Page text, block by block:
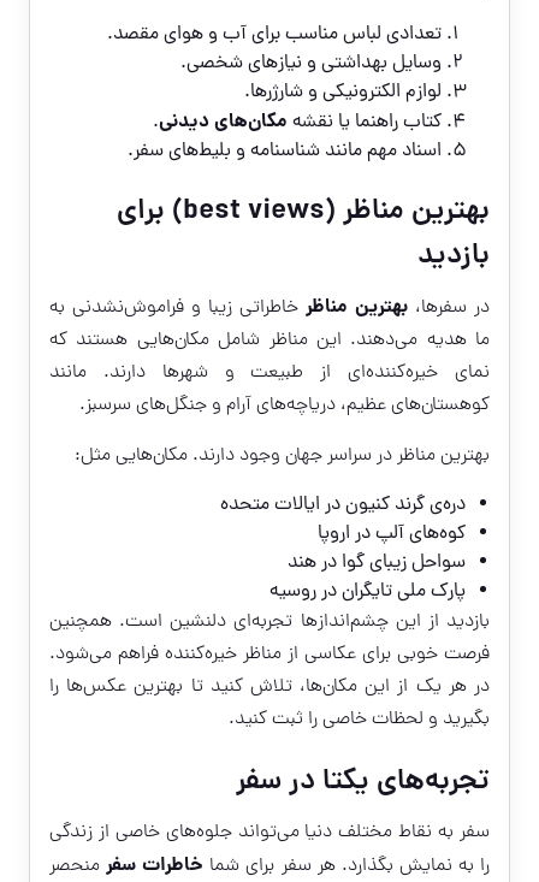
تعدادی لباس مناسب برای آب و هوای مقصد.
وسایل بهداشتی و نیازهای شخصی.
لوازم الکترونیکی و شارژرها.
کتاب راهنما یا نقشه مکان‌های دیدنی.
اسناد مهم مانند شناسنامه و بلیط‌های سفر.
بهترین مناظر (best views) برای
بازدید
در سفرها،بهترین مناظر خاطراتی زیبا و فراموش‌نشدنی به
ما هدیه می‌دهند. این مناظر شامل مکان‌هایی هستند که
نمای خیره‌کننده‌ای از طبیعت و شهرها دارند. مانند
کوهستان‌های عظیم، دریاچه‌های آرام و جنگل‌های سرسبز.
بهترین مناظر در سراسر جهان وجود دارند. مکان‌هایی مثل:
دره‌ی گرند کنیون در ایالات متحده
کوه‌های آلپ در اروپا
سواحل زیبای گوا در هند
پارک ملی تایگران در روسیه
بازدید از این چشم‌اندازها تجربه‌ای دلنشین است. همچنین
فرصت خوبی برای عکاسی از مناظر خیره‌کننده فراهم می‌شود.
در هر یک از این مکان‌ها، تلاش کنید تا بهترین عکس‌ها را
بگیرید و لحظات خاصی را ثبت کنید.
تجربه‌های یکتا در سفر
سفر به نقاط مختلف دنیا می‌تواند جلوه‌های خاصی از زندگی
را به نمایش بگذارد. هر سفر برای شما خاطرات سفرمنحصر